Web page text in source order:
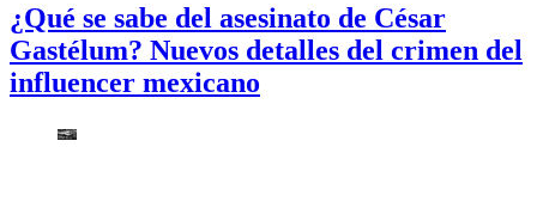
¿Qué se sabe del asesinato de César
Gastélum? Nuevos detalles del crimen del
influencer mexicano